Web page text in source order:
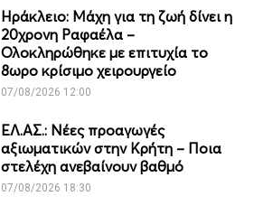
Ηράκλειο: Μάχη για τη ζωή δίνει η
20χρονη Ραφαέλα –
Ολοκληρώθηκε με επιτυχία το
8ωρο κρίσιμο χειρουργείο
07/08/2026 12:00
ΕΛ.ΑΣ.: Νέες προαγωγές
αξιωματικών στην Κρήτη – Ποια
στελέχη ανεβαίνουν βαθμό
07/08/2026 18:30